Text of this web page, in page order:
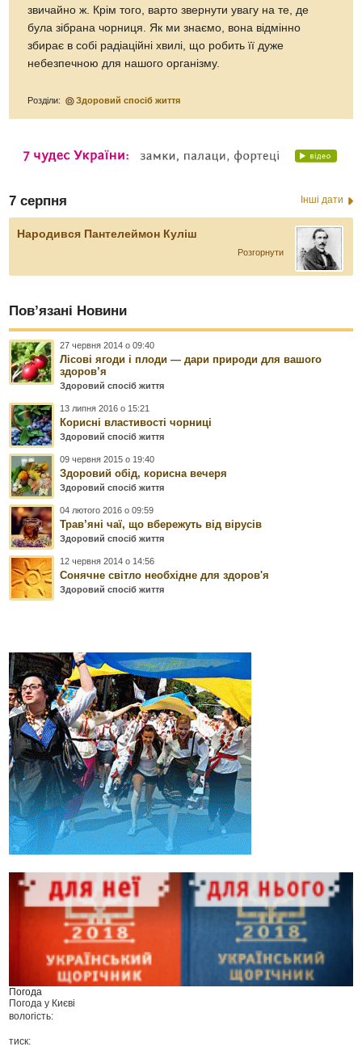
звичайно ж. Крім того, варто звернути увагу на те, де
була зібрана чорниця. Як ми знаємо, вона відмінно
збирає в собі радіаційні хвилі, що робить її дуже
небезпечною для нашого організму.
Розділи: Здоровий спосіб життя
7 серпня Інші дати
Народився Пантелеймон Куліш
Розгорнути
Пов’язані Новини
27 червня 2014 о 09:40
Лісові ягоди і плоди — дари природи для вашого
здоров’я
Здоровий спосіб життя
13 липня 2016 о 15:21
Корисні властивості чорниці
Здоровий спосіб життя
09 червня 2015 о 19:40
Здоровий обід, корисна вечеря
Здоровий спосіб життя
04 лютого 2016 о 09:59
Трав’яні чаї, що вбережуть від вірусів
Здоровий спосіб життя
12 червня 2014 о 14:56
Сонячне світло необхідне для здоров'я
Здоровий спосіб життя
Погода
Погода у Києві
вологість:
тиск: